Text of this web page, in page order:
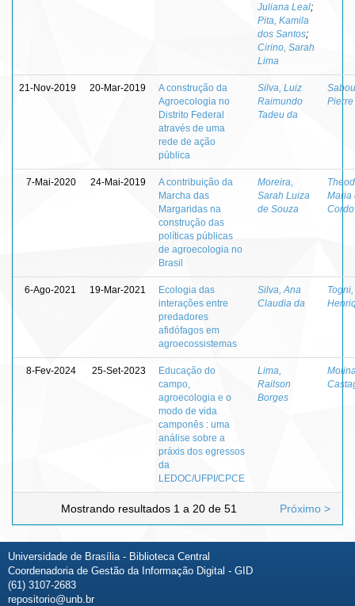
Juliana Leal;
Pita, Kamila
dos Santos;
Cirino, Sarah
Lima
21-Nov-2019 20-Mar-2019
A construção da
Agroecologia no
Distrito Federal
através de uma
rede de ação
pública
Silva, Luiz
Raimundo
Tadeu da
Pierre
7-Mai-2020 24-Mai-2019
A contribuição da
Marcha das
Margaridas na
construção das
políticas públicas
de agroecologia no
Brasil
Moreira,
Sarah Luiza
de Souza
Maria
6-Ago-2021 19-Mar-2021
Ecologia das
interações entre
predadores
afidófagos em
agroecossistemas
Silva, Ana
Claudia da
8-Fev-2024 25-Set-2023
Educação do
campo,
agroecologia e o
modo de vida
camponês : uma
análise sobre a
práxis dos egressos
da
LEDOC/UFPI/CPCE
Lima,
Railson
Borges
Mostrando resultados 1 a 20 de 51 Próximo >
Universidade de Brasília - Biblioteca Central
Coordenadoria de Gestão da Informação Digital - GID
(61) 3107-2683
repositorio@unb.br